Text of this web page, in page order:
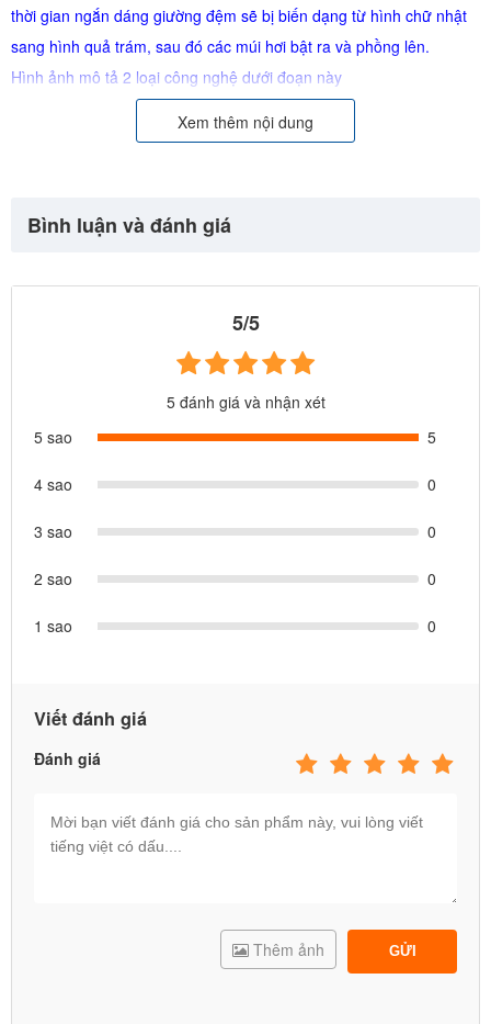
thời gian ngắn dáng giường đệm sẽ bị biến dạng từ hình chữ nhật
sang hình quả trám, sau đó các múi hơi bật ra và phồng lên.
Hình ảnh mô tả 2 loại công nghệ dưới đoạn này
3. Tuổi thọ giường đệm hơi INTEX gấp 10 giường đệm hơi Trung
Quốc khác (nếu dùng liên tục giường đệm hơi INTEX bạn có thể
tạo hình múi hơi tốt cho sức khoẻ của người sử dụng, bạn có thể
tùy chỉnh độ căng, mềm phù hợp cơ thể, cho bạn giấc ngủ ngon và
Chúng tôi có nhiều chi nhánh và địa chỉ rõ ràng trên toàn quốc để
bảo hành cho bạn, trong khi các đơn vị bán hàng khác không có
địa chỉ rõ ràng, thường sẽ chỉ chịu trách nhiệm với bạn trong 1
Giường hơi đơn cao cấp tích hợp
bơm và bộ lưu điện INTEX 64187
- BẢN NÂNG CẤP: trang bị bơm hơi tích điện, 1 lần sạc sử dụng
Xem thêm nội dung
Bình luận và đánh giá
5/5
5 đánh giá và nhận xét
5 sao
5
4 sao 0
3 sao 0
2 sao 0
1 sao 0
Viết đánh giá
Đánh giá
GỬI
Thêm ảnh